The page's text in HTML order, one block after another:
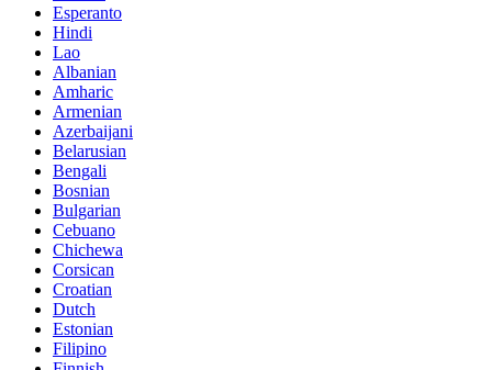
Esperanto
Hindi
Lao
Albanian
Amharic
Armenian
Azerbaijani
Belarusian
Bengali
Bosnian
Bulgarian
Cebuano
Chichewa
Corsican
Croatian
Dutch
Estonian
Filipino